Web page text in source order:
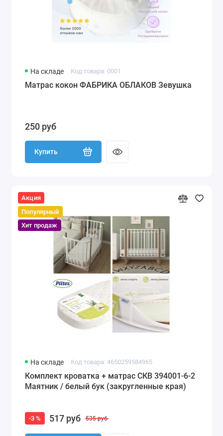
На складе Код товара: 0001
Матрас кокон ФАБРИКА ОБЛАКОВ Зевушка
250 руб
Купить
Акция
Популярный
Хит продаж
На складе Код товара: 4650259584965
Комплект кроватка + матрас СКВ 394001-6-2
Маятник / белый бук (закругленные края)
-3 % 517 руб 535 руб